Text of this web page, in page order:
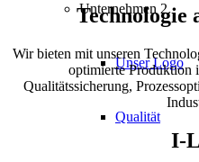
Unternehmen 2
Unser Logo
Qualität
Technologie
Wir bieten mit unseren
optimierte Produktion
Qualitätssicherung,
I-